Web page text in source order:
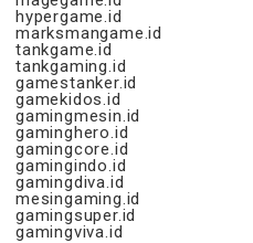
hypergame.id
marksmangame.id
tankgame.id
tankgaming.id
gamestanker.id
gamekidos.id
gamingmesin.id
gaminghero.id
gamingcore.id
gamingindo.id
gamingdiva.id
mesingaming.id
gamingsuper.id
gamingviva.id